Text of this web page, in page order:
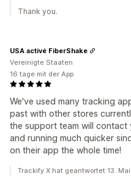
Thank you.
We've used many tracking
past with other stores
the support team will
and running much quicker
on their app the whole time!
USA activé FiberShake
Vereinigte Staaten
16 tage mit der App
Trackify X hat geantwortet 13.